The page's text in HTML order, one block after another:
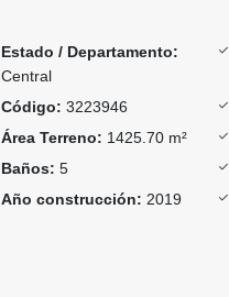
Estado / Departamento:
Central
Código: 3223946
Área Terreno: 1425.70 m²
Baños: 5
Año construcción: 2019